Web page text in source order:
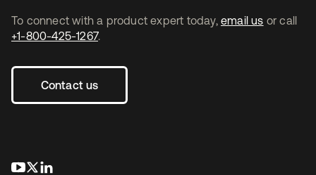
To connect with a product expert today, email us or call
+1-800-425-1267.
Contact us
s’ouvre dans un nouvel onglet
s’ouvre dans un nouvel onglet